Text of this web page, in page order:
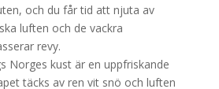
och du får tid att njuta av
luften och de vackra
revy.
Norges kust är en uppfriskande
täcks av ren vit snö och luften